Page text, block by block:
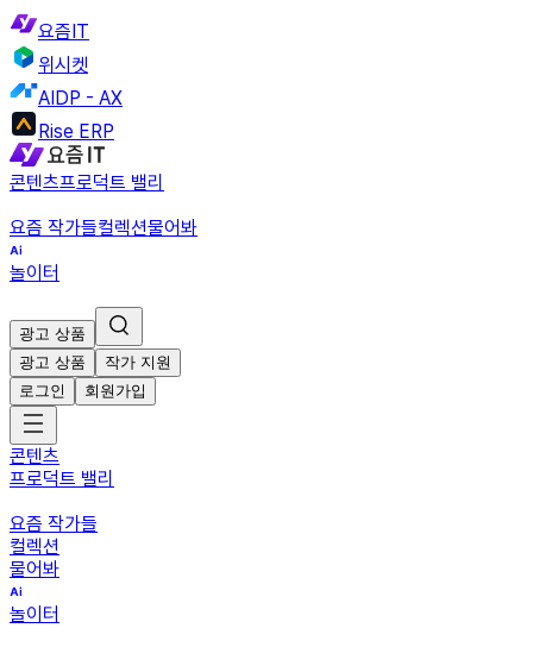
요즘IT
위시켓
AIDP - AX
Rise ERP
콘텐츠프로덕트 밸리
요즘 작가들컬렉션물어봐
놀이터
광고 상품
광고 상품
작가 지원
로그인
회원가입
콘텐츠
프로덕트 밸리
요즘 작가들
컬렉션
물어봐
놀이터